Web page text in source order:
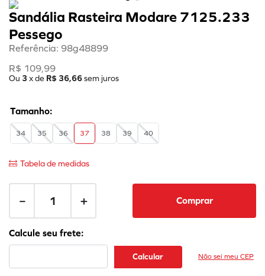
Sandália Rasteira Modare 7125.233
Pessego
Referência: 98g48899
R$ 109,99
Ou 3 x de R$ 36,66sem juros
34 35 36 37 38 39 40
Tabela de medidas
＋
－ Comprar
Não sei meu CEP